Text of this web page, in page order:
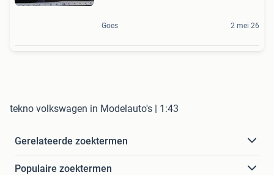
Goes 2 mei 26
tekno volkswagen in Modelauto's | 1:43
Gerelateerde zoektermen
Populaire zoektermen